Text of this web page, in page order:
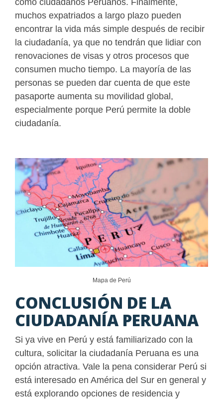
muchos expatriados a largo plazo pueden
encontrar la vida más simple después de recibir
la ciudadanía, ya que no tendrán que lidiar con
renovaciones de visas y otros procesos que
consumen mucho tiempo. La mayoría de las
personas se pueden dar cuenta de que este
pasaporte aumenta su movilidad global,
especialmente porque Perú permite la doble
ciudadanía.
Mapa de Perú
CONCLUSIÓN DE LA
CIUDADANÍA PERUANA
Si ya vive en Perú y está familiarizado con la
cultura, solicitar la ciudadanía Peruana es una
opción atractiva. Vale la pena considerar Perú si
está interesado en América del Sur en general y
está explorando opciones de residencia y